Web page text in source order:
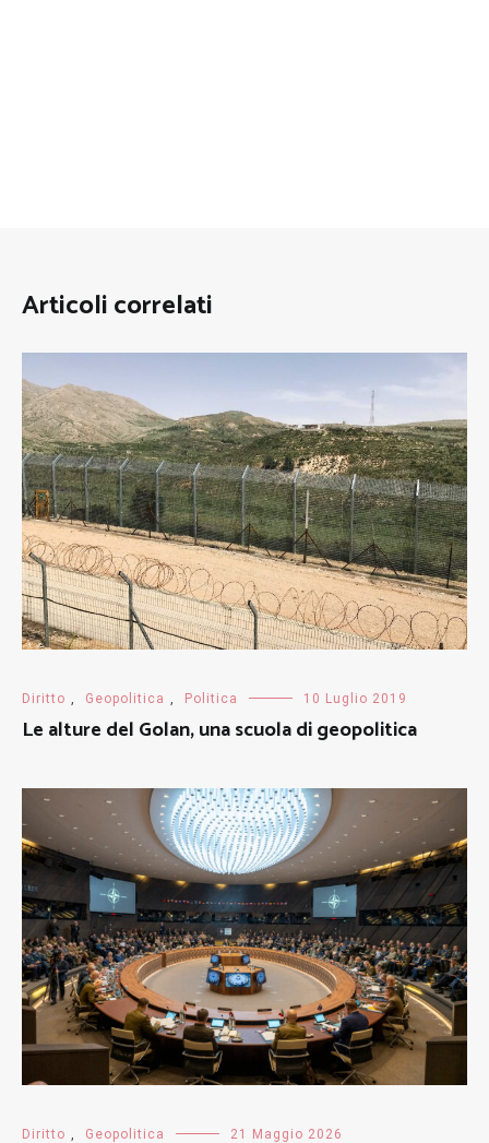
Articoli correlati
Diritto Geopolitica Politica 10 Luglio 2019
Le alture del Golan, una scuola di geopolitica
Diritto Geopolitica 21 Maggio 2026